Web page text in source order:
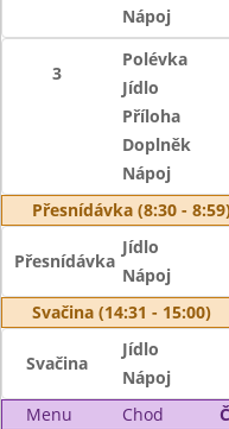
Nápoj
3
Polévka
Jídlo
Příloha
Doplněk
Nápoj
Přesnídávka (8:30 -
Přesnídávka
Jídlo
Nápoj
Svačina (14:31 - 15:00)
Svačina
Jídlo
Nápoj
Menu
Chod